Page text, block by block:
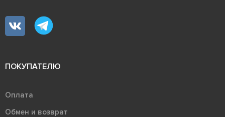
ПОКУПАТЕЛЮ
Оплата
Обмен и возврат